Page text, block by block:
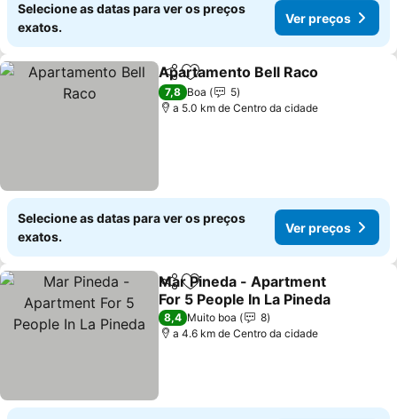
Selecione as datas para ver os preços
exatos.
Ver preços
PartilharAdicionar aos favoritos
Apartamento Bell Raco
7,8 Boa
5
a 5.0 km de Centro da cidade
Selecione as datas para ver os preços
exatos.
Ver preços
PartilharAdicionar aos favoritos
Mar Pineda - Apartment
For 5 People In La Pineda
Ver preços
8,4 Muito boa
8
a 4.6 km de Centro da cidade